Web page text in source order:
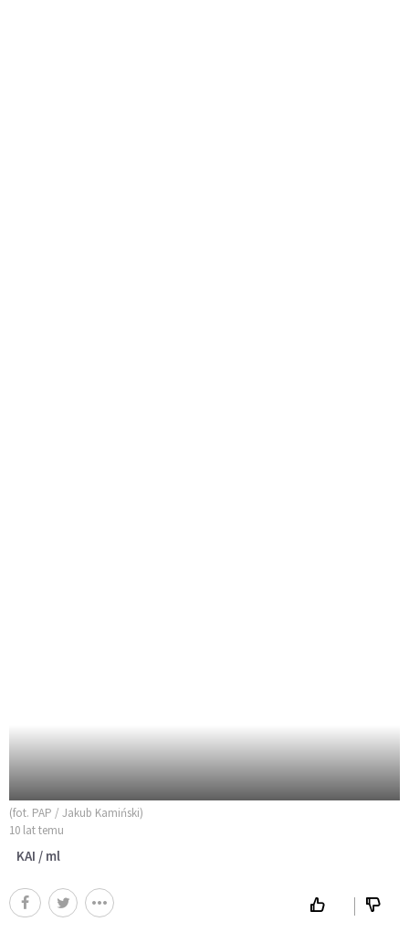
(fot. PAP / Jakub Kamiński)
10 lat temu
KAI / ml